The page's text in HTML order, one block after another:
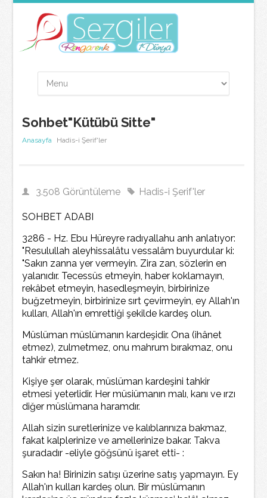
Sohbet"Kütübü Sitte"
Anasayfa Hadis-i Şerif'ler
3.508 Görüntüleme Hadis-i Şerif'ler
SOHBET ADABI
3286 - Hz. Ebu Hüreyre radıyallahu anh anlatıyor:
"Resulullah aleyhissalâtu vessalâm buyurdular ki:
"Sakın zanna yer vermeyin. Zira zan, sözlerin en
yalanıdır. Tecessüs etmeyin, haber koklamayın,
rekâbet etmeyin, hasedleşmeyin, birbirinize
buğzetmeyin, birbirinize sırt çevirmeyin, ey Allah'ın
kulları, Allah'ın emrettiği şekilde kardeş olun.
Müslüman müslümanın kardeşidir. Ona (ihânet
etmez), zulmetmez, onu mahrum bırakmaz, onu
tahkir etmez.
Kişiye şer olarak, müslüman kardeşini tahkir
etmesi yeterlidir. Her müsiümanın malı, kanı ve ırzı
diğer müslümana haramdır.
Allah sizin suretlerinize ve kalıblarınıza bakmaz,
fakat kalplerinize ve amellerinize bakar. Takva
şuradadır -eliyle göğsünü işaret etti- :
Sakın ha! Birinizin satışı üzerine satış yapmayın. Ey
Allah'ın kulları kardeş olun. Bir müslümanın